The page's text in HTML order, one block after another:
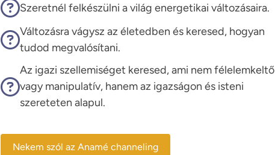
Szeretnél felkészülni a világ energetikai változásaira.
Változásra vágysz az életedben és keresed, hogyan
tudod megvalósítani.
Az igazi szellemiséget keresed, ami nem félelemkeltő
vagy manipulatív, hanem az igazságon és isteni
szereteten alapul.
Nekem szól az Anamé channeling